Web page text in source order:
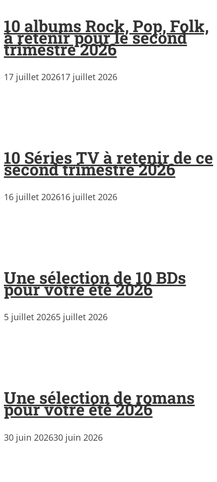
10 albums Rock, Pop, Folk,
à retenir pour le second
trimestre 2026
17 juillet 202617 juillet 2026
10 Séries TV à retenir de ce
second trimestre 2026
16 juillet 202616 juillet 2026
Une sélection de 10 BDs
pour votre été 2026
5 juillet 20265 juillet 2026
Une sélection de romans
pour votre été 2026
30 juin 202630 juin 2026